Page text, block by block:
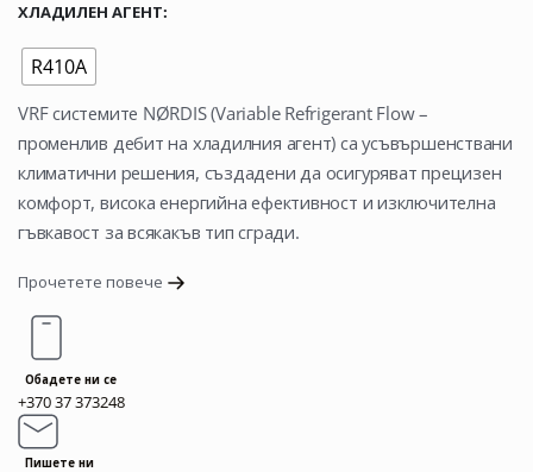
ХЛАДИЛЕН АГЕНТ
R410A
VRF системите NØRDIS (Variable Refrigerant Flow –
променлив дебит на хладилния агент) са усъвършенствани
климатични решения, създадени да осигуряват прецизен
комфорт, висока енергийна ефективност и изключителна
гъвкавост за всякакъв тип сгради.
Прочетете повече
Обадете ни се
+370 37 373248
Пишете ни